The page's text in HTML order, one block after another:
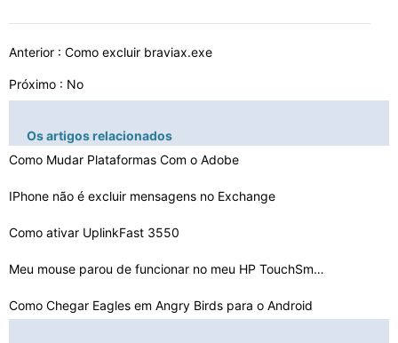
Anterior : Como excluir braviax.exe
Próximo : No
Os artigos relacionados
Como Mudar Plataformas Com o Adobe
IPhone não é excluir mensagens no Exchange
Como ativar UplinkFast 3550
Meu mouse parou de funcionar no meu HP TouchSmart Tx2
Como Chegar Eagles em Angry Birds para o Android